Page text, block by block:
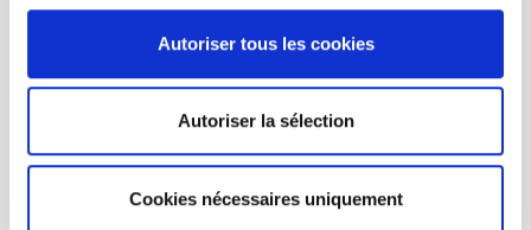
Autoriser tous les cookies
Autoriser la sélection
Cookies nécessaires uniquement
La France et l'Union européenne
Sep 4, 2026
New Releases
Revue française de science politique 76-2, avril-juin